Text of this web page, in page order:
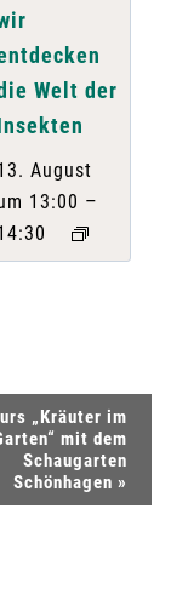
Welt der
August
13:00 –
„Kräuter im
mit dem
Schaugarten
Schönhagen »